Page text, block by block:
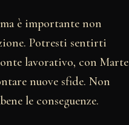
è importante non
Potresti sentirti
lavorativo, con Marte
nuove sfide. Non
le conseguenze.